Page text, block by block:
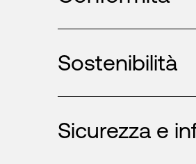
Sostenibilità
Sicurezza e